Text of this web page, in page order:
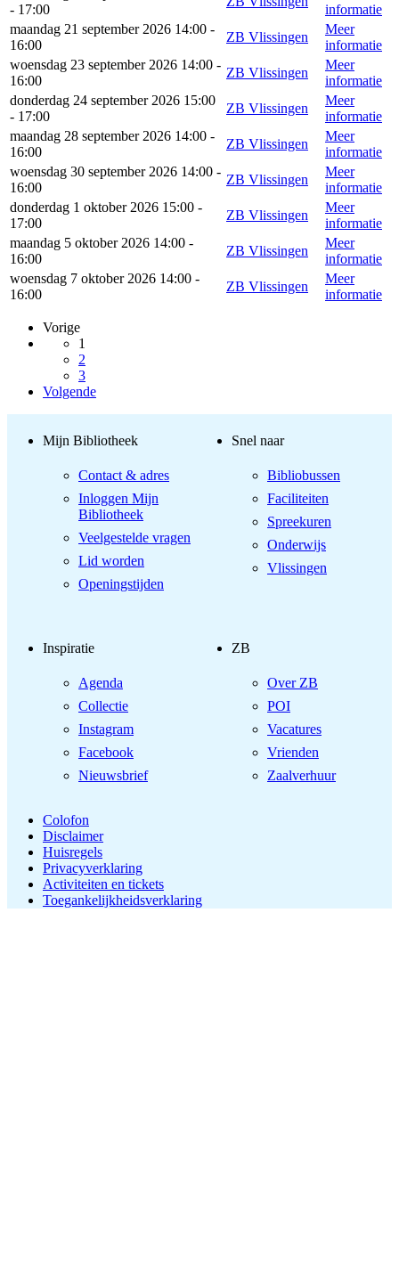
- 17:00
informatie
maandag 21 september 2026 14:00 -
16:00
ZB Vlissingen
Meer
informatie
woensdag 23 september 2026 14:00 -
16:00
ZB Vlissingen
Meer
informatie
donderdag 24 september 2026 15:00
- 17:00
ZB Vlissingen
Meer
informatie
maandag 28 september 2026 14:00 -
16:00
ZB Vlissingen
Meer
informatie
woensdag 30 september 2026 14:00 -
16:00
ZB Vlissingen
Meer
informatie
donderdag 1 oktober 2026 15:00 -
17:00
ZB Vlissingen
Meer
informatie
maandag 5 oktober 2026 14:00 -
16:00
ZB Vlissingen
Meer
informatie
woensdag 7 oktober 2026 14:00 -
16:00
ZB Vlissingen
Meer
informatie
Vorige
1
2
3
Volgende
Mijn Bibliotheek
Contact & adres
Inloggen Mijn
Bibliotheek
Veelgestelde vragen
Lid worden
Openingstijden
Snel naar
Bibliobussen
Faciliteiten
Spreekuren
Onderwijs
Vlissingen
Inspiratie
Agenda
Collectie
Instagram
Facebook
Nieuwsbrief
ZB
Over ZB
POI
Vacatures
Vrienden
Zaalverhuur
Colofon
Disclaimer
Huisregels
Privacyverklaring
Activiteiten en tickets
Toegankelijkheidsverklaring